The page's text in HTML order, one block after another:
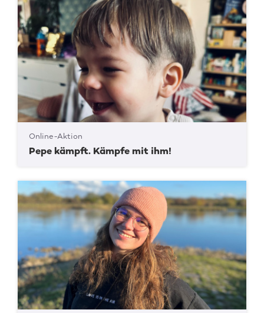
Online-Aktion
Pepe kämpft. Kämpfe mit ihm!